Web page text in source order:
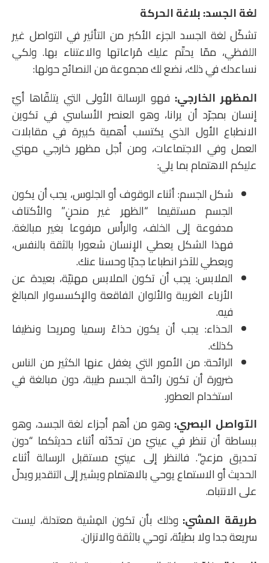
لغة الجسد: بلاغة الحركة
تشكّل لغة الجسد الجزء الأكبر من التأثير في التواصل غير
اللفظي، ممّا يحتّم عليك مُراعاتها والاعتناء بها. ولكي
نساعدك في ذلك، نضع لك مجموعة من النصائح حولها:
المظهر الخارجي: فهو الرسالة الأولى التي يتلقّاها أيّ
إنسان بمجرّد أن يرانا، وهو العنصر الأساسي في تكوين
الانطباع الأول الذي يكتسب أهمية كبيرة في مقابلات
العمل وفي الاجتماعات، ومن أجل مظهر خارجي مهني
عليكم الاهتمام بما يلي:
شكل الجسم: أثناء الوقوف أو الجلوس، يجب أن يكون
الجسم مستقيما “الظهر غير منحنٍ” والأكتاف
مدفوعة إلى الخلف، والرأس مرفوعا بغير مبالغة.
فهذا الشكل يعطي الإنسان شعورا بالثقة بالنفس،
ويعطي للآخر انطباعا جديّا وحسنا عنك.
الملابس: يجب أن تكون الملابس مهنيّة، بعيدة عن
الأزياء الغريبة والألوان الفاقعة والإكسسوار المبالغ
فيه.
الحذاء: يجب أن يكون حذاءً رسميا ومريحا ونظيفا
كذلك.
الرائحة: من الأمور التي يغفل عنها الكثير من الناس
ضرورة أن تكون رائحة الجسم طيبة، دون مبالغة في
استخدام العطور.
التواصل البصري: وهو من أهم أجزاء لغة الجسد، وهو
ببساطة أن تنظر في عينيْ من تحدّثه أثناء حديثكما “دون
تحديق مزعج”. فالنظر إلى عينيْ مستقبل الرسالة أثناء
الحديث أو الاستماع يوحي بالاهتمام ويشير إلى التقدير ويدلّ
على الانتباه.
طريقة المشي: وذلك بأن تكون المِشية معتدلة، ليست
سريعة جدا ولا بطيئة، توحي بالثقة والاتزان.